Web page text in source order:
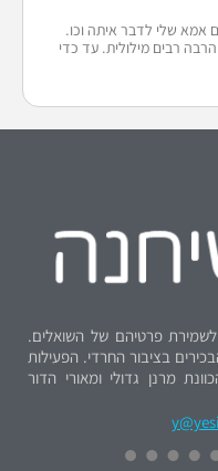
אמא שלי לדבר איתה וכו.
רבים מילולית. עד כדי
לשמירת פרטיהם של השואלים.
בציבור החרדי. הפעילות
מרנן גדולי ומאורי הדור